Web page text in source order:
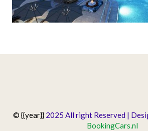
© {{year}} 2025 All right Reserved |
BookingCars.nl